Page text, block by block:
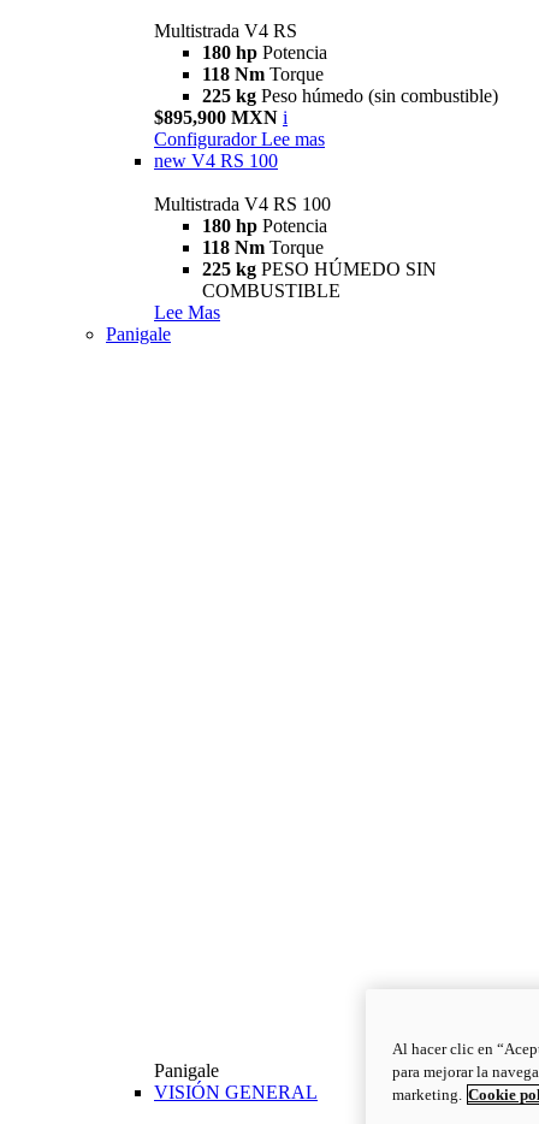
Multistrada V4 RS
180 hp Potencia
118 Nm Torque
225 kg Peso húmedo (sin combustible)
$895,900 MXN i
Configurador Lee mas
new V4 RS 100
Multistrada V4 RS 100
180 hp Potencia
118 Nm Torque
225 kg PESO HÚMEDO SIN
COMBUSTIBLE
Lee Mas
Panigale
Panigale
VISIÓN GENERAL
Al hacer clic en
para mejorar la
marketing. Cookie